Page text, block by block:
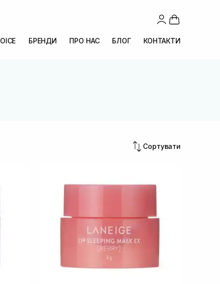
БРЕНДИ ПРО НАС БЛОГ КОНТАКТИ
Сортувати